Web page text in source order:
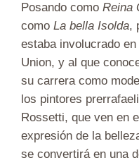
Posando como Reina
como La bella Isolda,
estaba involucrado
Union, y al que
su carrera como
los pintores
Rossetti, que ven en
expresión de la
se convertirá en una